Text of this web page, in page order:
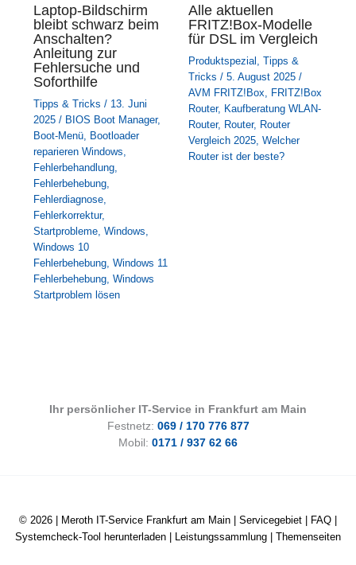
Laptop-Bildschirm
bleibt schwarz beim
Anschalten?
Anleitung zur
Fehlersuche und
Soforthilfe
Tipps & Tricks / 13. Juni
2025 / BIOS Boot Manager,
Boot-Menü, Bootloader
reparieren Windows,
Fehlerbehandlung,
Fehlerbehebung,
Fehlerdiagnose,
Fehlerkorrektur,
Startprobleme, Windows,
Windows 10
Fehlerbehebung, Windows 11
Fehlerbehebung, Windows
Startproblem lösen
Alle aktuellen
FRITZ!Box-Modelle
für DSL im Vergleich
Produktspezial , Tipps &
Tricks / 5. August 2025 /
AVM FRITZ!Box, FRITZ!Box
Router, Kaufberatung WLAN-
Router, Router, Router
Vergleich 2025, Welcher
Router ist der beste?
Ihr persönlicher IT-Service in Frankfurt am Main
Festnetz: 069 / 170 776 877
Mobil: 0171 / 937 62 66
© 2026 | Meroth IT-Service Frankfurt am Main | Servicegebiet | FAQ |
Systemcheck-Tool herunterladen | Leistungssammlung | Themenseiten